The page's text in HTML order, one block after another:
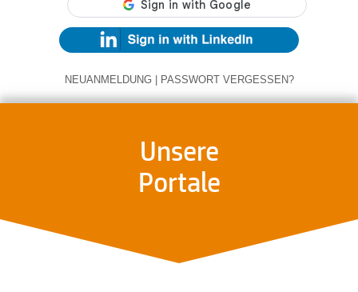
NEUANMELDUNG | PASSWORT VERGESSEN?
Unsere
Portale